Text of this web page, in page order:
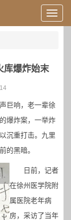
用
户
库爆炸始末
巨响，老一辈徐
爆炸案，一举炸
沉重打击。九里
的黑暗。
日前，记者
在徐州医学院附
属医院老年病
房，采访了当年